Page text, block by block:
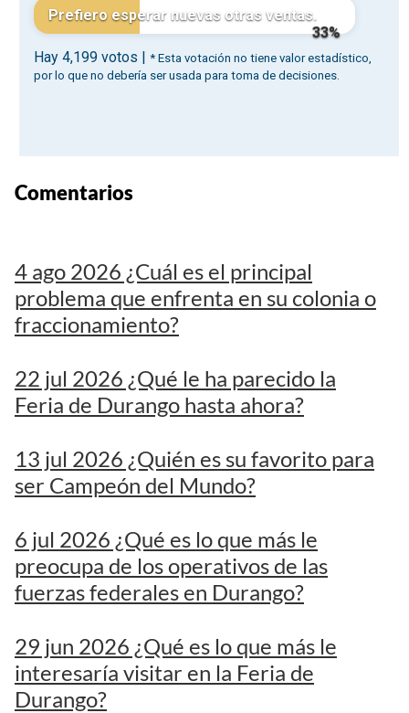
Comentarios
4 ago 2026 ¿Cuál es el principal
problema que enfrenta en su colonia o
fraccionamiento?
22 jul 2026 ¿Qué le ha parecido la
Feria de Durango hasta ahora?
13 jul 2026 ¿Quién es su favorito para
ser Campeón del Mundo?
6 jul 2026 ¿Qué es lo que más le
preocupa de los operativos de las
fuerzas federales en Durango?
29 jun 2026 ¿Qué es lo que más le
interesaría visitar en la Feria de
Durango?